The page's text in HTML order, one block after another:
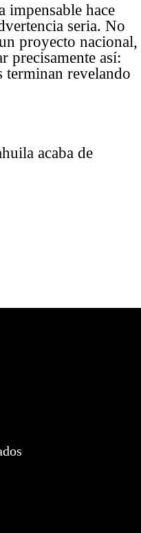
impensable hace
seria. No
proyecto nacional,
precisamente así:
terminan revelando
acaba de